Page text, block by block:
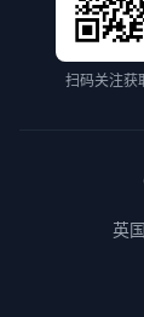
扫码关注获
英